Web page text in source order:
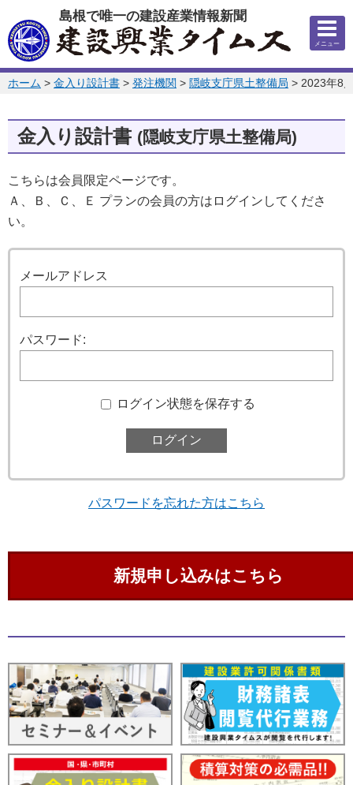
このページの本文へ
島根で唯一の建設産業情報新聞
メニュー
このページの位置:
ホーム > 金入り設計書 > 発注機関 > 隠岐支庁県土整備局 > 2023年8
金入り設計書 (隠岐支庁県土整備局)
こちらは会員限定ページです。
Ａ、Ｂ、Ｃ、Ｅ プランの会員の方はログインしてくださ
い。
メールアドレス
パスワード:
ログイン状態を保存する
パスワードを忘れた方はこちら
新規申し込みはこちら